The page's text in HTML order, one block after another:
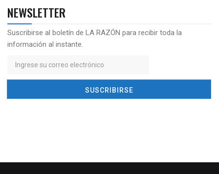
NEWSLETTER
Suscribirse al boletín de LA RAZÓN para recibir toda la
información al instante.